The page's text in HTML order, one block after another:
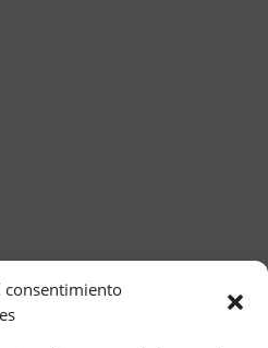
consentimiento